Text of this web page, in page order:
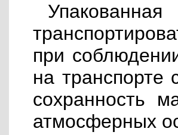
при
на транспорте
сохранность
атмосферных